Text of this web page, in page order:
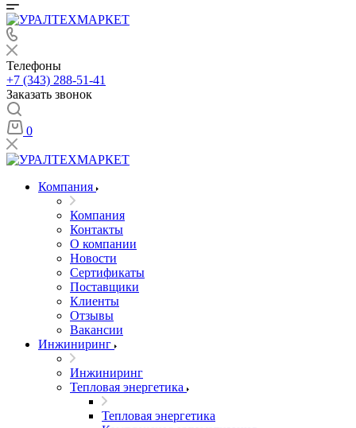
Телефоны
+7 (343) 288-51-41
Заказать звонок
0
Компания
Компания
Контакты
О компании
Новости
Сертификаты
Поставщики
Клиенты
Отзывы
Вакансии
Инжиниринг
Инжиниринг
Тепловая энергетика
Тепловая энергетика